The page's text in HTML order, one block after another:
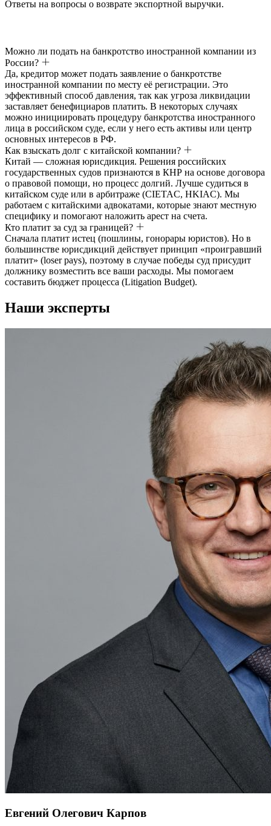
Ответы на вопросы о возврате экспортной выручки.
Можно ли подать на банкротство иностранной компании из
России?
Да, кредитор может подать заявление о банкротстве
иностранной компании по месту её регистрации. Это
эффективный способ давления, так как угроза ликвидации
заставляет бенефициаров платить. В некоторых случаях
можно инициировать процедуру банкротства иностранного
лица в российском суде, если у него есть активы или центр
основных интересов в РФ.
Как взыскать долг с китайской компании?
Китай — сложная юрисдикция. Решения российских
государственных судов признаются в КНР на основе договора
о правовой помощи, но процесс долгий. Лучше судиться в
китайском суде или в арбитраже (CIETAC, HKIAC). Мы
работаем с китайскими адвокатами, которые знают местную
специфику и помогают наложить арест на счета.
Кто платит за суд за границей?
Сначала платит истец (пошлины, гонорары юристов). Но в
большинстве юрисдикций действует принцип «проигравший
платит» (loser pays), поэтому в случае победы суд присудит
должнику возместить все ваши расходы. Мы помогаем
составить бюджет процесса (Litigation Budget).
Наши эксперты
Евгений Олегович Карпов